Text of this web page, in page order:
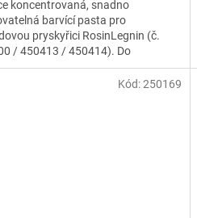
koncentrovaná, snadno
barvící pasta pro
pryskyřici RosinLegnin (č.
/ 450413 / 450414). Do
se...
Kód:250169